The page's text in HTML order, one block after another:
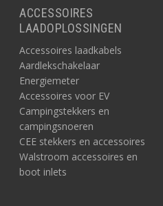
ACCESSOIRES
LAADOPLOSSINGEN
Accessoires laadkabels
Aardlekschakelaar
Energiemeter
Accessoires voor EV
Campingstekkers en
campingsnoeren
CEE stekkers en accessoires
Walstroom accessoires en
boot inlets